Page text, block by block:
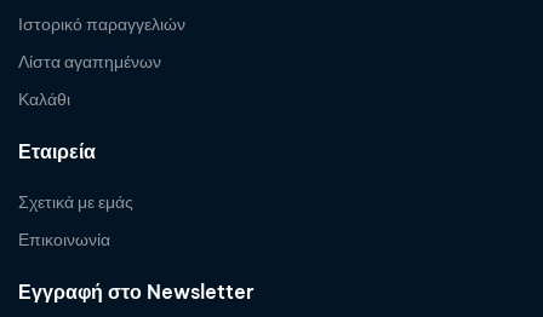
Ιστορικό παραγγελιών
Λίστα αγαπημένων
Καλάθι
Εταιρεία
Σχετικά με εμάς
Επικοινωνία
Εγγραφή στο Newsletter